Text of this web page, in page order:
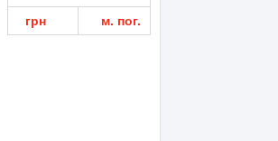
грн м. пог.